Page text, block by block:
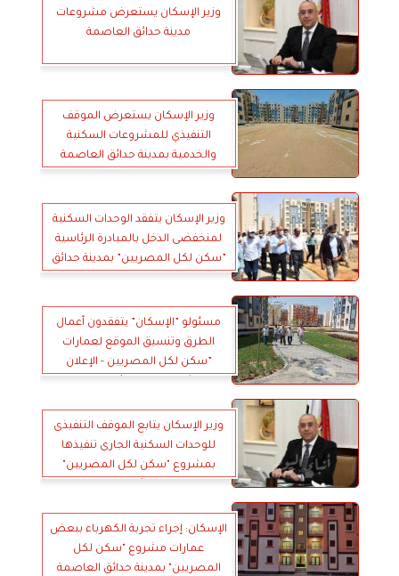
وزير الإسكان يستعرض مشروعات
مدينة حدائق العاصمة
وزير الإسكان يستعرض الموقف
التنفيذي للمشروعات السكنية
والخدمية بمدينة حدائق العاصمة
وزير الإسكان يتفقد الوحدات السكنية
لمنخفضى الدخل بالمبادرة الرئاسية
”سكن لكل المصريين” بمدينة حدائق
مسئولو ”الإسكان” يتفقدون أعمال
الطرق وتنسيق الموقع لعمارات
”سكن لكل المصريين - الإعلان
وزير الإسكان يتابع الموقف التنفيذى
للوحدات السكنية الجارى تنفيذها
بمشروع "سكن لكل المصريين"
الإسكان: إجراء تجربة الكهرباء ببعض
عمارات مشروع "سكن لكل
المصريين" بمدينة حدائق العاصمة